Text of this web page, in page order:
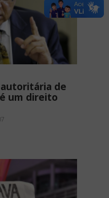
autoritária de
um direito